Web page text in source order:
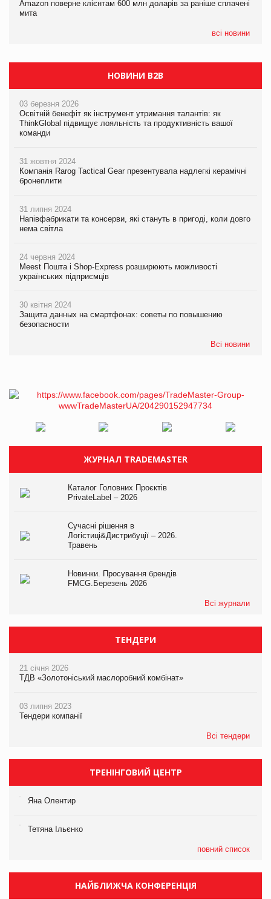
Amazon поверне клієнтам 600 млн доларів за раніше сплачені
мита
всі новини
05.08.2026
Сергій Лісунов про заморожені хлібобулочні вироби на
У Євросоюзі набули чинності нові правила щодо штучного
інтелекту
НОВИНИ B2B
03 березня 2026
Освітній бенефіт як інструмент утримання талантів: як
ThinkGlobal підвищує лояльність та продуктивність вашої
команди
31 жовтня 2024
Компанія Rarog Tactical Gear презентувала надлегкі керамічні
бронеплити
31 липня 2024
Напівфабрикати та консерви, які стануть в пригоді, коли довго
нема світла
24 червня 2024
Meest Пошта і Shop-Express розширюють можливості
українських підприємців
30 квітня 2024
Защита данных на смартфонах: советы по повышению
безопасности
Всі новини
ЖУРНАЛ TRADEMASTER
Каталог Головних Проєктів
PrivateLabel – 2026
Сучасні рішення в
Логістиці&Дистрибуції – 2026.
Травень
Новинки. Просування брендів
FMCG.Березень 2026
Всі журнали
ТЕНДЕРИ
21 січня 2026
ТДВ «Золотоніський маслоробний комбінат»
03 липня 2023
Тендери компанії
Всі тендери
ТРЕНІНГОВИЙ ЦЕНТР
Яна Олентир
Тетяна Ільєнко
повний список
НАЙБЛИЖЧА КОНФЕРЕНЦІЯ